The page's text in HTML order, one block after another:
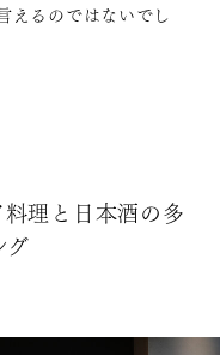
えるのではないでし
理と日本酒の多
グ